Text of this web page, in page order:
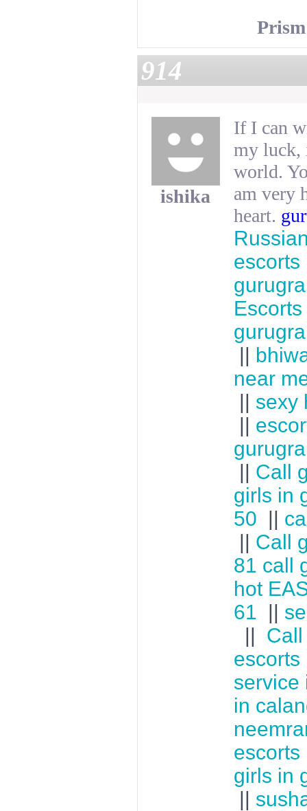
914
ishika
If I can
my luck,
world.
am very
heart.
escorts
||
near
|| sexy
||
|| Call
girls in
50 ||
|| Call
81 call
hot
61 ||
||
escorts
service
in
escorts
girls in
||